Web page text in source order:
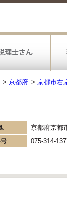
> 京都府 > 京都市右
京都府京都
075-314-